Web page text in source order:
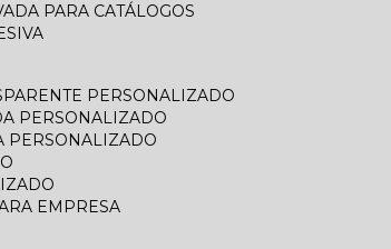
PARA CATÁLOGOS
PERSONALIZADO
PERSONALIZADO
PERSONALIZADO
EMPRESA